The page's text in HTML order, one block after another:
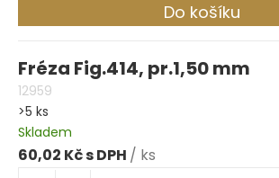
Do košíku
Fréza Fig.414, pr.1,50 mm
12959
>5 ks
Skladem
60,02 Kč / ks